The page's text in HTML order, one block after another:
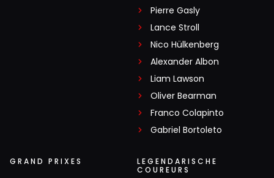
Pierre Gasly
Lance Stroll
Nico Hülkenberg
Alexander Albon
Liam Lawson
Oliver Bearman
Franco Colapinto
Gabriel Bortoleto
GRAND PRIXES
LEGENDARISCHE
COUREURS